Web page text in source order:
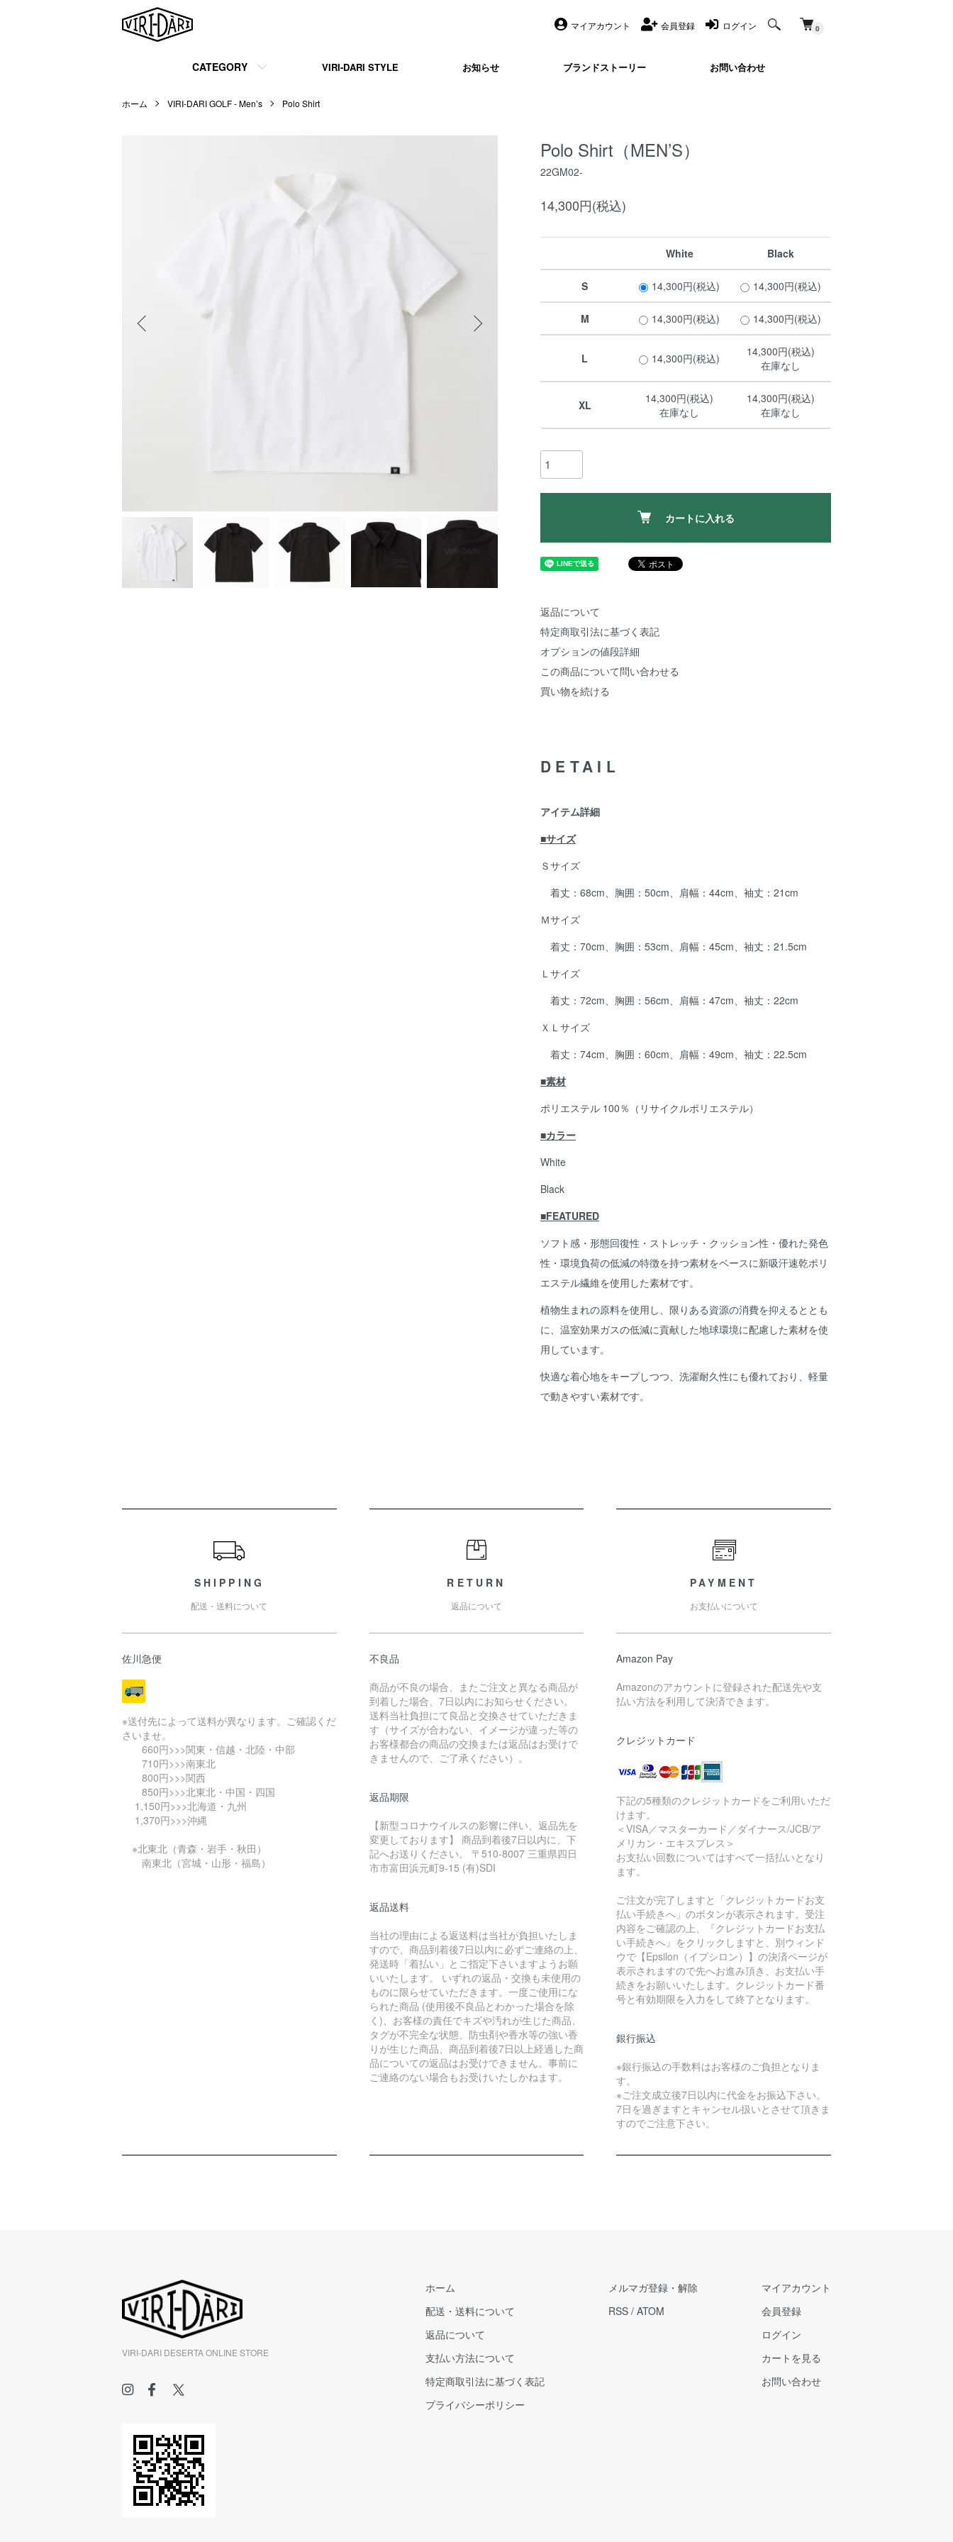
マイアカウント 会員登録 ログイン 0
CATEGORY VIRI-DARI STYLE お知らせ ブランドストーリー お問い合わせ
ホーム VIRI-DARI GOLF - Men’s Polo Shirt
Polo Shirt（MEN’S）
22GM02-
14,300円(税込)
White Black
S 14,300円(税込) 14,300円(税込)
M 14,300円(税込) 14,300円(税込)
L 14,300円(税込)
14,300円(税込)
在庫なし
XL
14,300円(税込)
在庫なし
14,300円(税込)
在庫なし
カートに入れる
返品について
特定商取引法に基づく表記
オプションの値段詳細
この商品について問い合わせる
買い物を続ける
DETAIL
アイテム詳細
■サイズ
Ｓサイズ
着丈：68cm、胸囲：50cm、肩幅：44cm、袖丈：21cm
Ｍサイズ
着丈：70cm、胸囲：53cm、肩幅：45cm、袖丈：21.5cm
Ｌサイズ
着丈：72cm、胸囲：56cm、肩幅：47cm、袖丈：22cm
ＸＬサイズ
着丈：74cm、胸囲：60cm、肩幅：49cm、袖丈：22.5cm
■素材
ポリエステル 100％（リサイクルポリエステル）
■カラー
White
Black
■FEATURED
ソフト感・形態回復性・ストレッチ・クッション性・優れた発色
性・環境負荷の低減の特徴を持つ素材をベースに新吸汗速乾ポリ
エステル繊維を使用した素材です。
植物生まれの原料を使用し、限りある資源の消費を抑えるととも
に、温室効果ガスの低減に貢献した地球環境に配慮した素材を使
用しています。
快適な着心地をキープしつつ、洗濯耐久性にも優れており、軽量
で動きやすい素材です。
SHIPPING
配送・送料について
佐川急便
※送付先によって送料が異なります。ご確認くだ
さいませ。
660円>>>関東・信越・北陸・中部
710円>>>南東北
800円>>>関西
850円>>>北東北・中国・四国
1,150円>>>北海道・九州
1,370円>>>沖縄
※北東北（青森・岩手・秋田）
南東北（宮城・山形・福島）
RETURN
返品について
不良品
商品が不良の場合、またご注文と異なる商品が
到着した場合、7日以内にお知らせください。
送料当社負担にて良品と交換させていただきま
す（サイズが合わない、イメージが違った等の
お客様都合の商品の交換または返品はお受けで
きませんので、ご了承ください）。
返品期限
【新型コロナウイルスの影響に伴い、返品先を
変更しております】 商品到着後7日以内に、下
記へお送りください。 〒510-8007 三重県四日
市市富田浜元町9-15 (有)SDI
返品送料
当社の理由による返送料は当社が負担いたしま
すので、商品到着後7日以内に必ずご連絡の上、
発送時「着払い」とご指定下さいますようお願
いいたします。 いずれの返品・交換も未使用の
ものに限らせていただきます。一度ご使用にな
られた商品 (使用後不良品とわかった場合を除
く)、お客様の責任でキズや汚れが生じた商品、
タグが不完全な状態、防虫剤や香水等の強い香
りが生じた商品、商品到着後7日以上経過した商
品についての返品はお受けできません。事前に
ご連絡のない場合もお受けいたしかねます。
PAYMENT
お支払いについて
Amazon Pay
Amazonのアカウントに登録された配送先や支
払い方法を利用して決済できます。
クレジットカード
下記の5種類のクレジットカードをご利用いただ
けます。
＜VISA／マスターカード／ダイナース/JCB/ア
メリカン・エキスプレス＞
お支払い回数についてはすべて一括払いとなり
ます。
ご注文が完了しますと「クレジットカードお支
払い手続きへ」のボタンが表示されます。受注
内容をご確認の上、『クレジットカードお支払
い手続きへ』をクリックしますと、別ウィンド
ウで【Epsilon（イプシロン）】の決済ページが
表示されますので先へお進み頂き、お支払い手
続きをお願いいたします。クレジットカード番
号と有効期限を入力をして終了となります。
銀行振込
※銀行振込の手数料はお客様のご負担となりま
す。
※ご注文成立後7日以内に代金をお振込下さい。
7日を過ぎますとキャンセル扱いとさせて頂きま
すのでご注意下さい。
VIRI-DARI DESERTA ONLINE STORE
ホーム
配送・送料について
返品について
支払い方法について
特定商取引法に基づく表記
プライバシーポリシー
メルマガ登録・解除
RSS / ATOM
マイアカウント
会員登録
ログイン
カートを見る
お問い合わせ